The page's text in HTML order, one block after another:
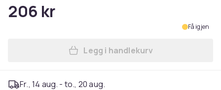
206 kr
Få igjen
Legg Kompatibelt
Legg i handlekurv
Fr., 14 aug. - to., 20 aug.